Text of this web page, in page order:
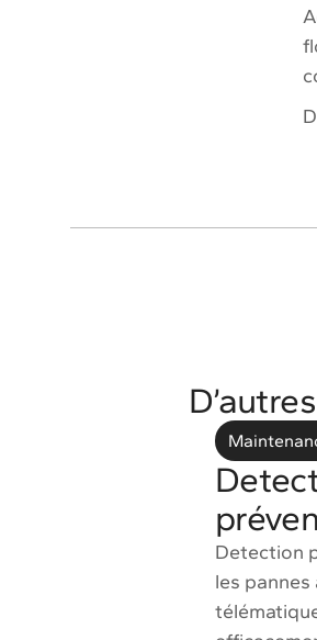
Detection
les